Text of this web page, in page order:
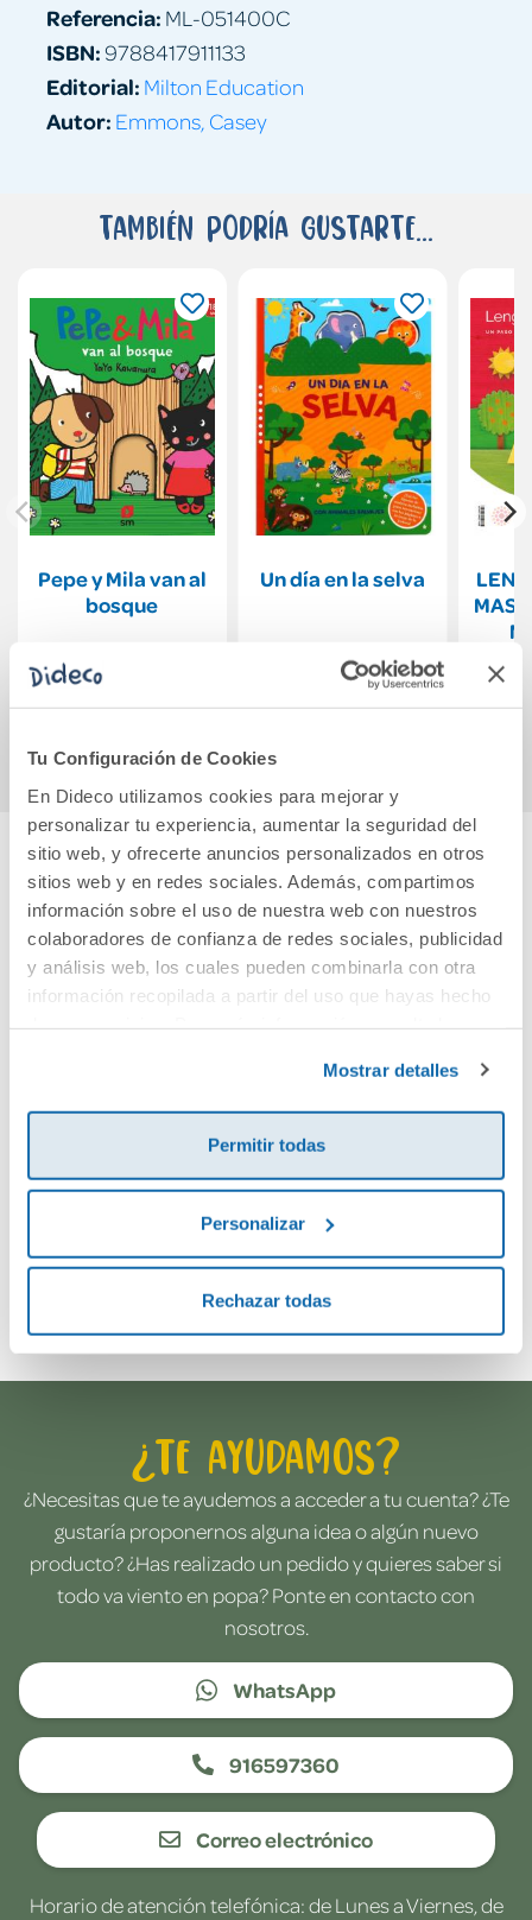
Tu Configuración de Cookies
En Dideco utilizamos cookies para mejorar y
personalizar tu experiencia, aumentar la seguridad del
sitio web, y ofrecerte anuncios personalizados en otros
sitios web y en redes sociales. Además, compartimos
información sobre el uso de nuestra web con nuestros
colaboradores de confianza de redes sociales, publicidad
y análisis web, los cuales pueden combinarla con otra
información recopilada a partir del uso que hayas hecho
Mostrar detalles
Permitir todas
Personalizar
Rechazar todas
Referencia: ML-051400C
ISBN:9788417911133
Editorial: Milton Education
Autor: Emmons, Casey
También podría gustarte...
Pepe y Mila van al
bosque
10,95€
Un día en la selva
11,95€
MAS
M
Cuéntanos tu opinión
¡Sé el primero en valorar este producto!
Envía tu opinión
¿Te ayudamos?
¿Necesitas que te ayudemos a acceder a tu cuenta? ¿Te
gustaría proponernos alguna idea o algún nuevo
producto? ¿Has realizado un pedido y quieres saber si
todo va viento en popa? Ponte en contacto con
nosotros.
WhatsApp
916597360
Correo electrónico
Horario de atención telefónica: de Lunes a Viernes, de